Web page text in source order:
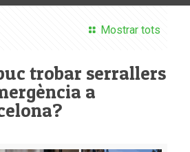
Mostrar tots
trobar serrallers
a